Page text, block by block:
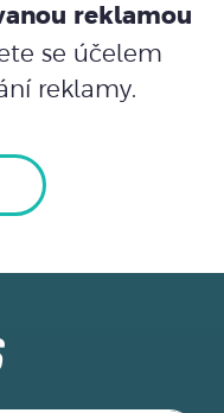
reklamou
se účelem
reklamy.